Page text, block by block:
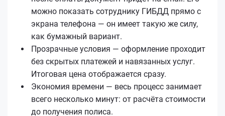
можно показать сотруднику ГИБДД прямо с
экрана телефона — он имеет такую же силу,
как бумажный вариант.
Прозрачные условия — оформление проходит
без скрытых платежей и навязанных услуг.
Итоговая цена отображается сразу.
Экономия времени — весь процесс занимает
всего несколько минут: от расчёта стоимости
до получения полиса.